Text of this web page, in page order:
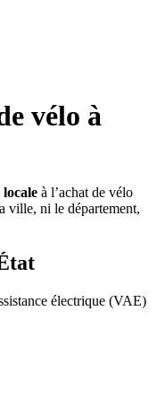
vélo à
locale à l’achat de vélo
ville, ni le département,
électrique (VAE)